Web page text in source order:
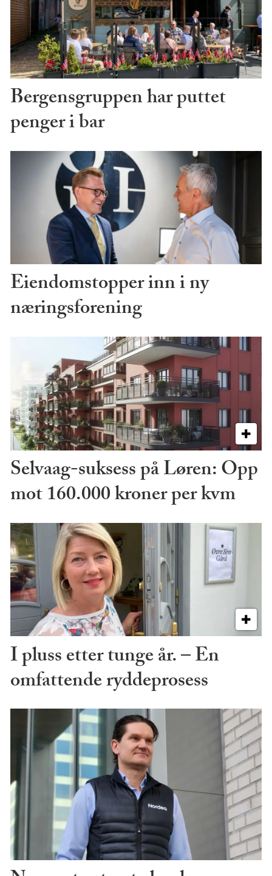
Bergensgruppen har puttet
penger i bar
Eiendomstopper inn i ny
næringsforening
Selvaag-suksess på Løren: Opp
mot 160.000 kroner per kvm
I pluss etter tunge år. – En
omfattende ryddeprosess